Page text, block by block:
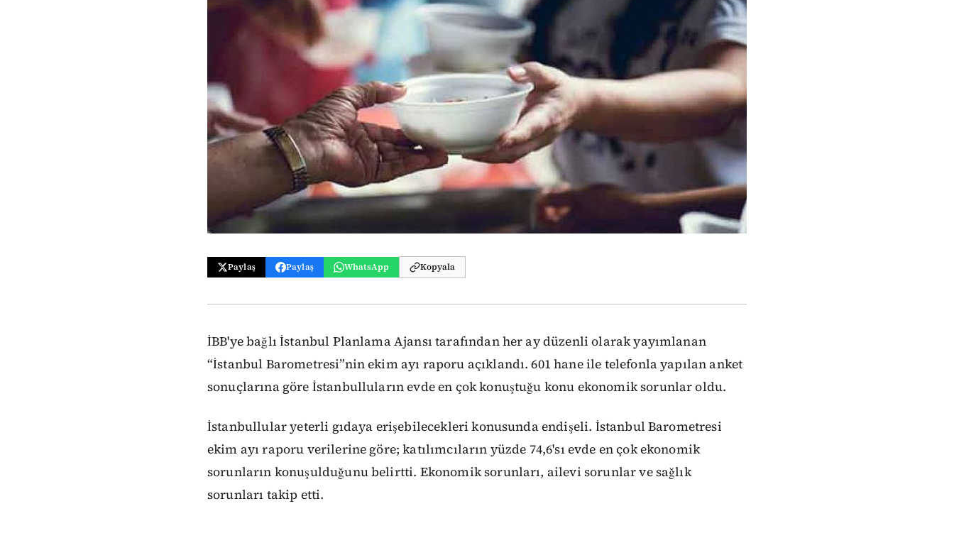
Paylaş Paylaş WhatsApp Kopyala
İBB'ye bağlı İstanbul Planlama Ajansı tarafından her ay düzenli olarak yayımlanan
“İstanbul Barometresi”nin ekim ayı raporu açıklandı. 601 hane ile telefonla yapılan anket
sonuçlarına göre İstanbulluların evde en çok konuştuğu konu ekonomik sorunlar oldu.
İstanbullular yeterli gıdaya erişebilecekleri konusunda endişeli. İstanbul Barometresi
ekim ayı raporu verilerine göre; katılımcıların yüzde 74,6'sı evde en çok ekonomik
sorunların konuşulduğunu belirtti. Ekonomik sorunları, ailevi sorunlar ve sağlık
sorunları takip etti.